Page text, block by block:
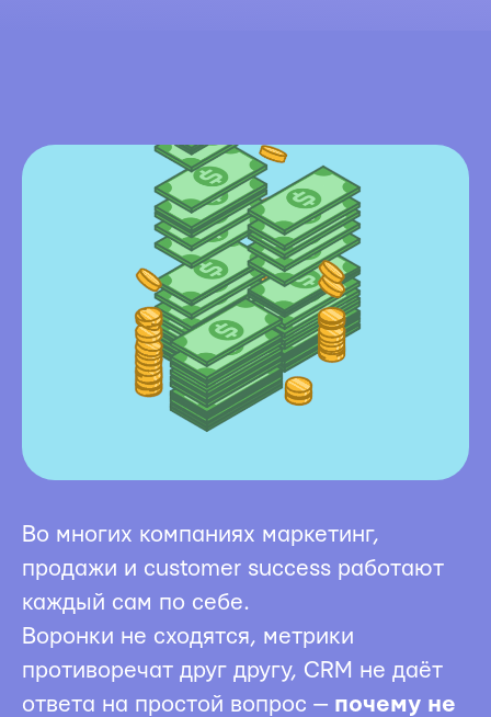
Во многих компаниях маркетинг,
продажи и customer success работают
каждый сам по себе.
Воронки не сходятся, метрики
противоречат друг другу, CRM не даёт
ответа на простой вопрос — почему не